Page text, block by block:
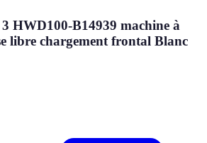
HWD100-B14939 machine à
libre chargement frontal Blanc